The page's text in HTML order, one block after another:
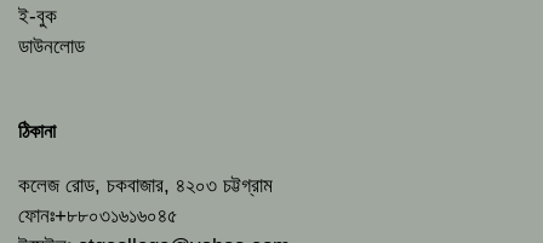
ই-বুক
ডাউনলোড
ঠিকানা
কলেজ রোড, চকবাজার, ৪২০৩ চট্টগ্রাম
ফোনঃ+৮৮০৩১৬১৬০৪৫